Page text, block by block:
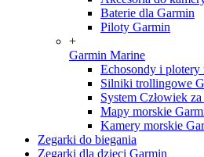
Baterie dla Garmin
Piloty Garmin
+
Garmin Marine
Echosondy i
Silniki trollingowe
System Człowiek
Mapy morskie
Kamery morskie
Zegarki do biegania
Zegarki dla dzieci Garmin